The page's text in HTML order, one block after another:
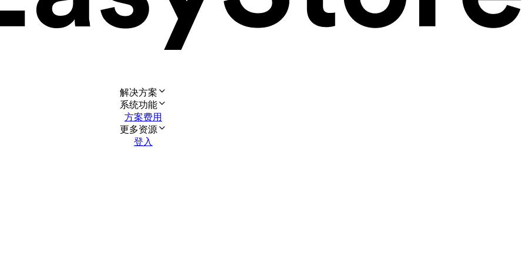
解决方案
系统功能
方案费用
更多资源
登入